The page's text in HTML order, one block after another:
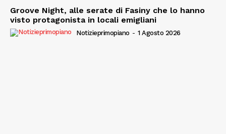
Groove Night, alle serate di Fasiny che lo hanno
visto protagonista in locali emigliani
Notizieprimopiano - 1 Agosto 2026